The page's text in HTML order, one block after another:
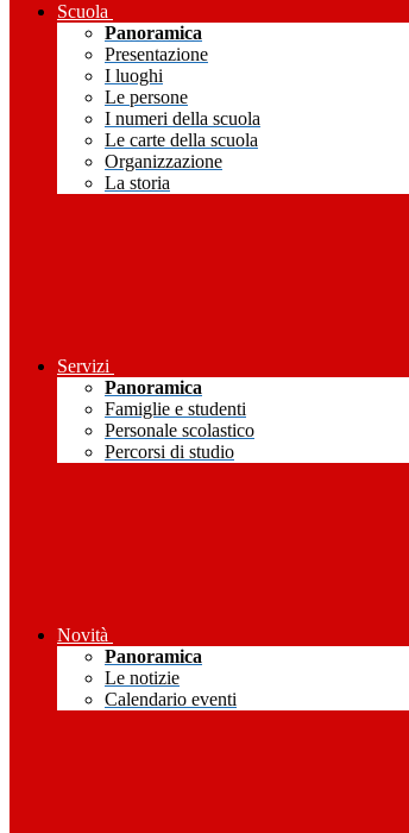
Scuola
Panoramica
Presentazione
I luoghi
Le persone
I numeri della scuola
Le carte della scuola
Organizzazione
La storia
Servizi
Panoramica
Famiglie e studenti
Personale scolastico
Percorsi di studio
Novità
Panoramica
Le notizie
Calendario eventi